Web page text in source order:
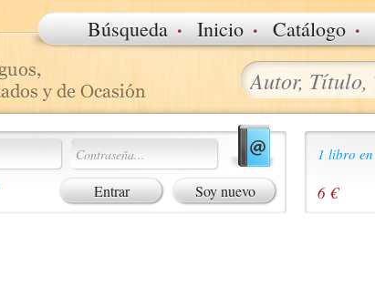
Búsqueda · Inicio · Catálogo ·
Soy nuevo
1 libro
6 €